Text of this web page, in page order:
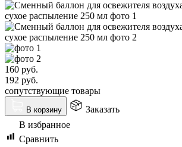
160 руб.
192 руб.
сопутствующие товары
В корзину
Заказать
В избранное
Сравнить